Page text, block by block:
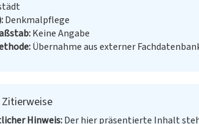
Denkmalpflege
Keine Angabe
Übernahme aus externer
Hinweis Der hier präsentierte Inhalt